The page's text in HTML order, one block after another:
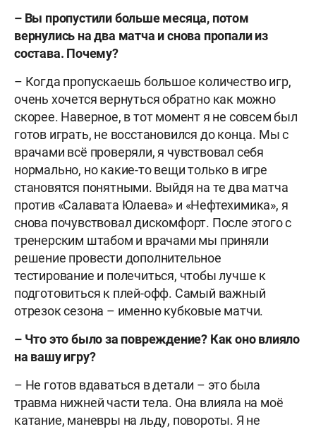
– Вы пропустили больше месяца, потом
вернулись на два матча и снова пропали из
состава. Почему?
– Когда пропускаешь большое количество игр,
очень хочется вернуться обратно как можно
скорее. Наверное, в тот момент я не совсем был
готов играть, не восстановился до конца. Мы с
врачами всё проверяли, я чувствовал себя
нормально, но какие-то вещи только в игре
становятся понятными. Выйдя на те два матча
против «Салавата Юлаева» и «Нефтехимика», я
снова почувствовал дискомфорт. После этого с
тренерским штабом и врачами мы приняли
решение провести дополнительное
тестирование и полечиться, чтобы лучше к
подготовиться к плей-офф. Самый важный
отрезок сезона – именно кубковые матчи.
– Что это было за повреждение? Как оно влияло
на вашу игру?
– Не готов вдаваться в детали – это была
травма нижней части тела. Она влияла на моё
катание, маневры на льду, повороты. Я не